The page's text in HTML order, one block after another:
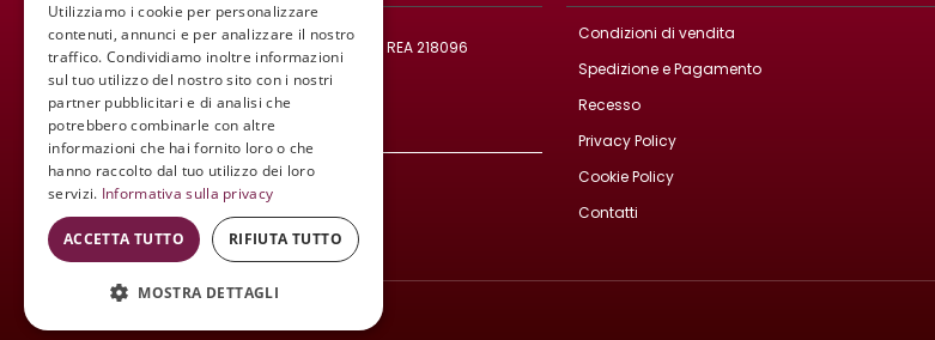
© 2021 All rights reserved.
Codice fiscale e Partita IVA: 02008890382 - REA 218096
Mail:
infowinemeetinger@gmail.com
Tel:
+39 340 413 8251
Condizioni di vendita
Spedizione e Pagamento
Recesso
Privacy Policy
Cookie Policy
Contatti
Utilizziamo i cookie per personalizzare
contenuti, annunci e per analizzare il nostro
traffico. Condividiamo inoltre informazioni
sul tuo utilizzo del nostro sito con i nostri
partner pubblicitari e di analisi che
potrebbero combinarle con altre
informazioni che hai fornito loro o che
hanno raccolto dal tuo utilizzo dei loro
servizi. Informativa sulla privacy
ACCETTA TUTTO RIFIUTA TUTTO
MOSTRA DETTAGLI